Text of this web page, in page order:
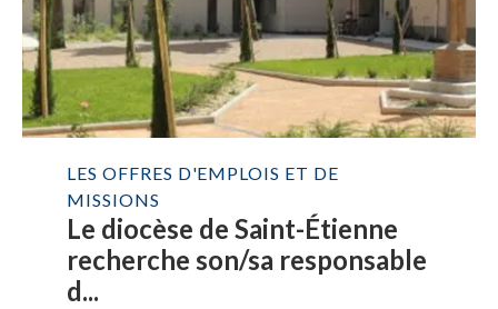
LES OFFRES D'EMPLOIS ET DE
MISSIONS
Le diocèse de Saint-Étienne
recherche son/sa responsable
d...